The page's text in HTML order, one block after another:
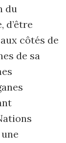
du
d’être
côtés de
de sa